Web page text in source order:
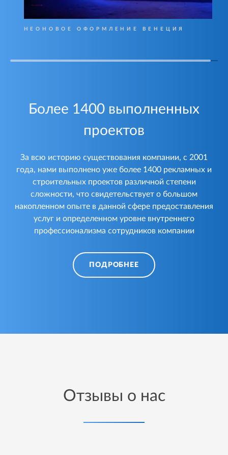
НЕОНОВОЕ ОФОРМЛЕНИЕ ВЕНЕЦИЯ
Более 1400 выполненных
проектов
За всю историю существования компании, с 2001
года, нами выполнено уже более 1400 рекламных и
строительных проектов различной степени
сложности, что свидетельствует о большом
накопленном опыте в данной сфере предоставления
услуг и определенном уровне внутреннего
профессионализма сотрудников компании
ПОДРОБНЕЕ
Отзывы о нас